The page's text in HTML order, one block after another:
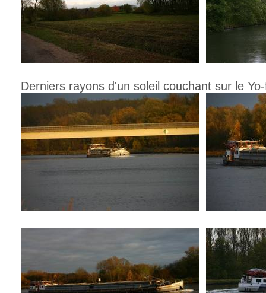
Derniers rayons d'un soleil couchant sur le